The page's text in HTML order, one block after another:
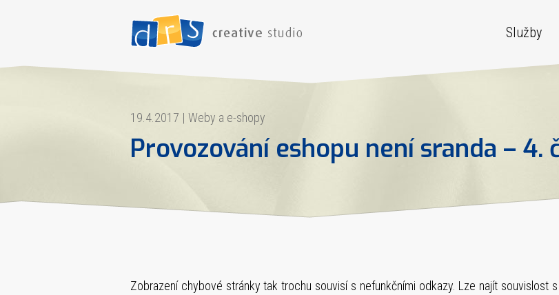
Služby
19.4.2017 | Weby a e-shopy
Provozování eshopu není sranda – 4.
Zobrazení chybové stránky tak trochu souvisí s nefunkčními odkazy. Lze najít souvislost